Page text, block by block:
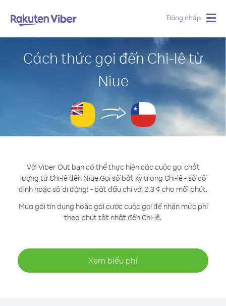
Đăng nhập
Cách thức gọi đến Chi-lê từ
Niue
Với Viber Out bạn có thể thực hiện các cuộc gọi chất
lượng từ Chi-lê đến Niue.Gọi số bất kỳ trong Chi-lê - số cố
định hoặc số di động! - bắt đầu chỉ với 2.3 ¢ cho mỗi phút.
Mua gói tín dụng hoặc gói cước cuộc gọi để nhận mức phí
theo phút tốt nhất đến Chi-lê.
Xem biểu phí